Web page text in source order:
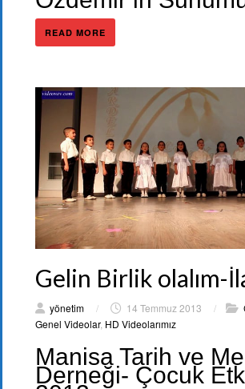
READ MORE
Gelin Birlik olalım-
yönetim / 14 Temmuz 2013 /
Genel Videolar, HD Videolarımız
Manisa Tarih ve
Derneği- Çocuk